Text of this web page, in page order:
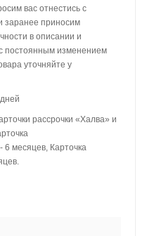
вас отнестись с
заранее приносим
в описании и
постоянным изменением
уточняйте у
рассрочки «Халва» и
6 месяцев, Карточка